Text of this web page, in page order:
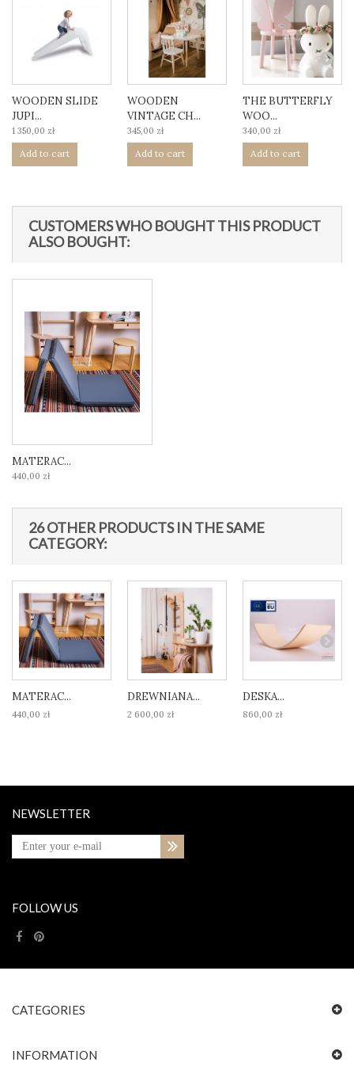
WOODEN SLIDE
JUPI...
1 350,00 zł
Add to cart
WOODEN
VINTAGE CH...
345,00 zł
Add to cart
THE BUTTERFLY
WOO...
340,00 zł
Add to cart
CUSTOMERS WHO BOUGHT THIS PRODUCT
ALSO BOUGHT:
MATERAC...
440,00 zł
26 OTHER PRODUCTS IN THE SAME
CATEGORY:
MATERAC...
440,00 zł
DREWNIANA...
2 600,00 zł
DESKA...
860,00 zł
NEWSLETTER
FOLLOW US
CATEGORIES
INFORMATION